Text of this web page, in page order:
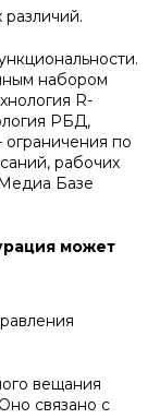
набором
R-
РБД,
ограничения по
рабочих
Базе
может
вещания
связано с